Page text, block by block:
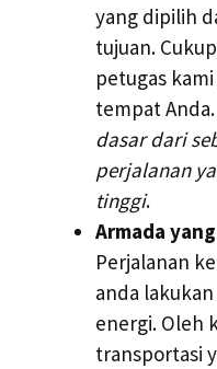
yang dipilih
tujuan.
petugas
tempat
dasar dari
perjalanan
tinggi.
Armada
Perjalanan
anda
energi. Oleh
transportasi